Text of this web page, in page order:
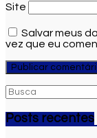
Site
Salvar meus
vez que eu
Posts recentes